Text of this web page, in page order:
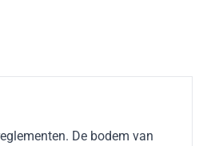
De bodem van